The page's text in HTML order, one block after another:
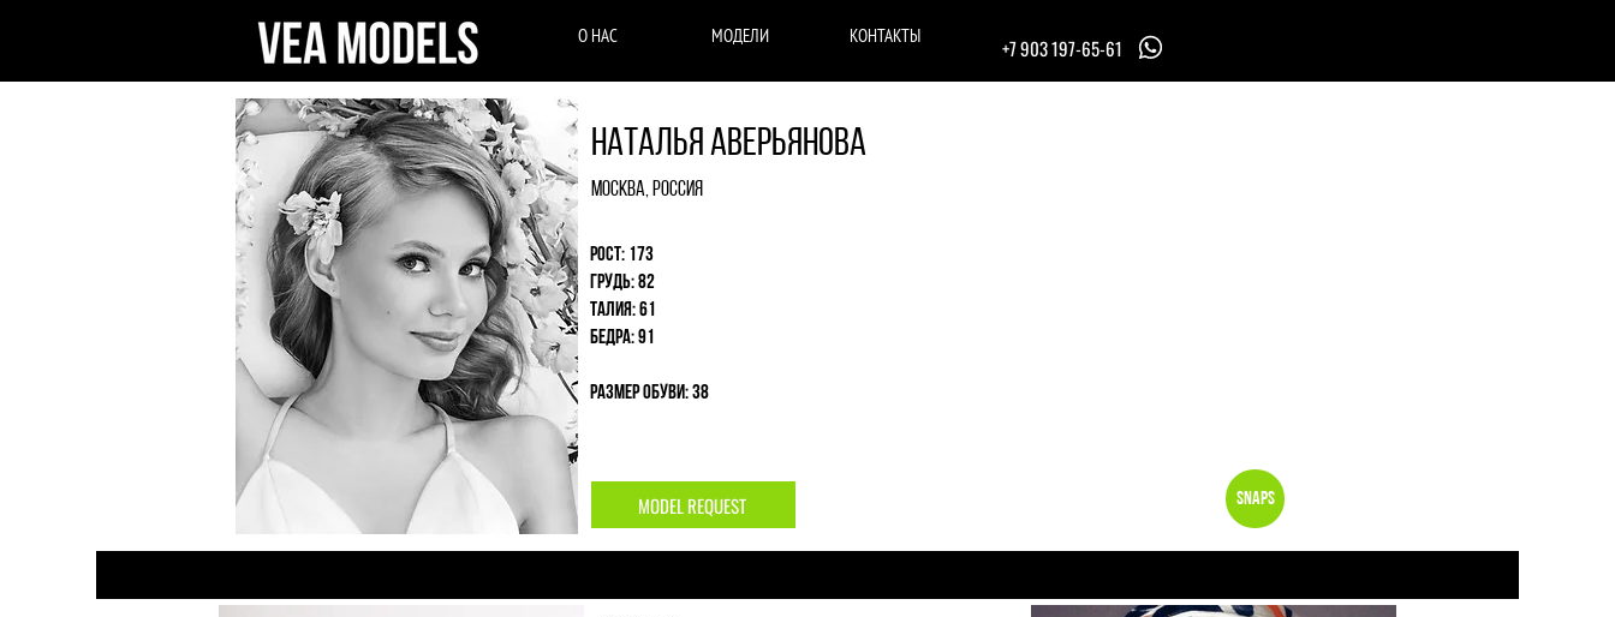
О НАС МОДЕЛИ КОНТАКТЫ +7 903 197-65-61
Наталья Аверьянова
Москва, Россия
Рост: 173
Грудь: 82
Талия: 61
Бедра: 91
Размер обуви: 38
MODEL REQUEST Snaps